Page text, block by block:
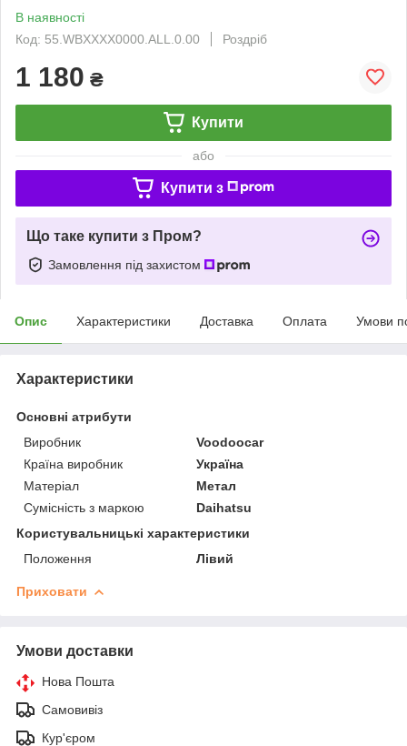
В наявності
Код: 55.WBXXXX0000.ALL.0.00
Роздріб
1 180 ₴
Купити
або
Купити з
Що таке купити з Пром?
Замовлення під захистом
Опис Характеристики Доставка Оплата Умови
Характеристики
Основні атрибути
Виробник
Voodoocar
Країна виробник
Україна
Матеріал
Метал
Сумісність з маркою
Daihatsu
Користувальницькі характеристики
Положення
Лівий
Приховати
Умови доставки
Нова Пошта
Самовивіз
Кур'єром